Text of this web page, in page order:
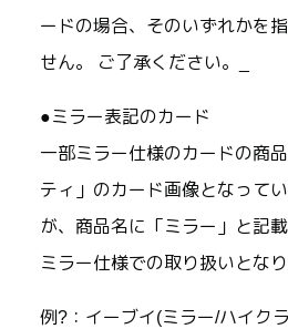
ードの場合、そのいずれかを
せん。 ご了承ください。_
●ミラー表記のカード
一部ミラー仕様のカードの商
ティ」のカード画像となって
が、商品名に「ミラー」と記
ミラー仕様での取り扱いとなり
例?：イーブイ(ミラー/ハイク